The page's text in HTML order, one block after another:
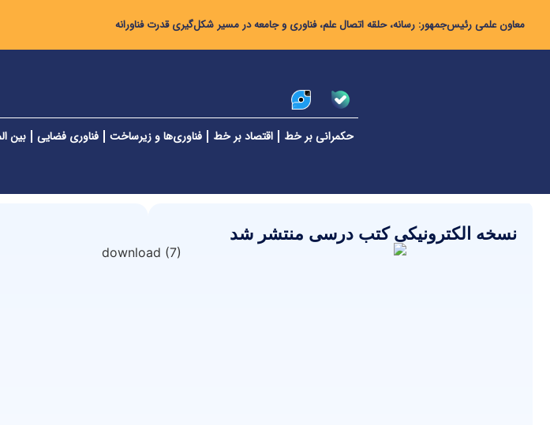
معاون علمی رئیس‌جمهور: رسانه، حلقه اتصال علم، فناوری و جامعه در مسیر شکل‌گیری قدرت فناورانه
حکمرانی بر خط اقتصاد بر خط فناوری‌ها و زیرساخت فناوری فضایی بین
نسخه الکترونیکی کتب درسی منتشر شد